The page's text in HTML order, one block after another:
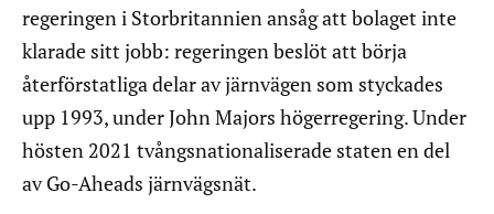
regeringen i Storbritannien ansåg att bolaget inte
klarade sitt jobb: regeringen beslöt att börja
återförstatliga delar av järnvägen som styckades
upp 1993, under John Majors högerregering. Under
hösten 2021 tvångsnationaliserade staten en del
av Go-Aheads järnvägsnät.